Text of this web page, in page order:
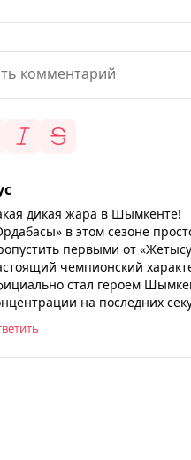
дикая жара в Шымкенте!
в этом сезоне
первыми от
чемпионский
стал героем
на последних